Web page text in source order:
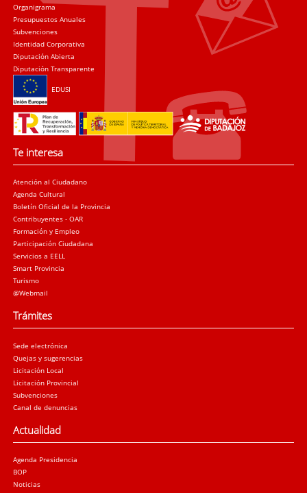
Organigrama
Presupuestos Anuales
Subvenciones
Identidad Corporativa
Diputación Abierta
Diputación Transparente
EDUSI
Te interesa
Atención al Ciudadano
Agenda Cultural
Boletín Oficial de la Provincia
Contribuyentes - OAR
Formación y Empleo
Participación Ciudadana
Servicios a EELL
Smart Provincia
Turismo
@Webmail
Trámites
Sede electrónica
Quejas y sugerencias
Licitación Local
Licitación Provincial
Subvenciones
Canal de denuncias
Actualidad
Agenda Presidencia
BOP
Noticias